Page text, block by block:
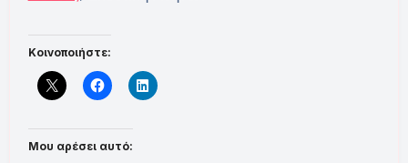
Κοινοποιήστε:
Μου αρέσει αυτό: